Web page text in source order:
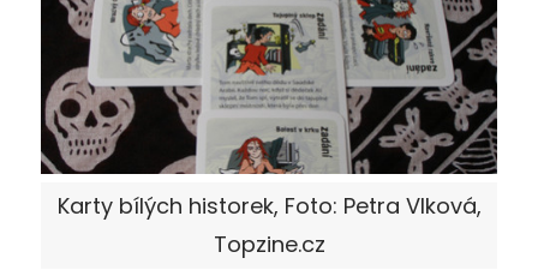
Karty bílých historek, Foto: Petra Vlková,
Topzine.cz